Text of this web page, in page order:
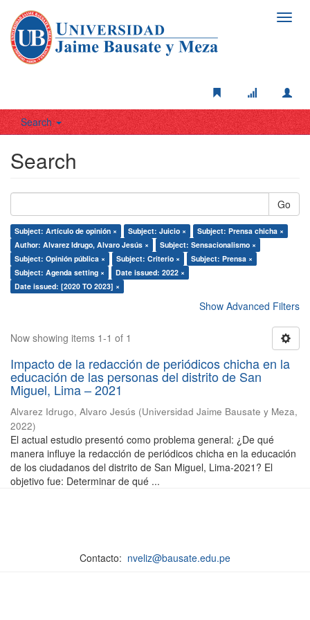
Search
Search
Go
Subject: Artículo de opinión × Subject: Juicio ×
Subject: Prensa chicha ×
Author: Alvarez Idrugo, Alvaro Jesús ×
Subject: Sensacionalismo ×
Subject: Opinión pública ×
Subject: Criterio ×
Subject: Prensa ×
Subject: Agenda setting ×
Date issued: 2022 ×
Date issued: [2020 TO 2023] ×
Show Advanced Filters
Now showing items 1-1 of 1
Impacto de la redacción de periódicos chicha en la
educación de las personas del distrito de San
Miguel, Lima – 2021
Alvarez Idrugo, Alvaro Jesús (Universidad Jaime Bausate y Meza,
2022)
El actual estudio presentó como problema general: ¿De qué
manera influye la redacción de periódicos chicha en la educación
de los ciudadanos del distrito de San Miguel, Lima-2021? El
objetivo fue: Determinar de qué ...
Contacto: nveliz@bausate.edu.pe